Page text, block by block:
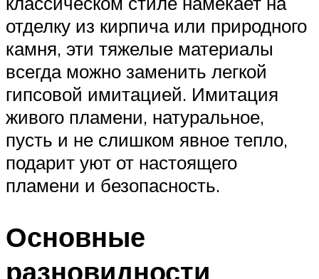
отделку из кирпича или природного
камня, эти тяжелые материалы
всегда можно заменить легкой
гипсовой имитацией. Имитация
живого пламени, натуральное,
пусть и не слишком явное тепло,
подарит уют от настоящего
пламени и безопасность.
Основные
разновидности